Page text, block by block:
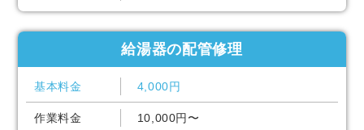
給湯器の配管修理
基本料金 4,000円
作業料金 10,000円〜